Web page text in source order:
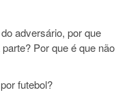
adversário, por que
Por que é que não
futebol?